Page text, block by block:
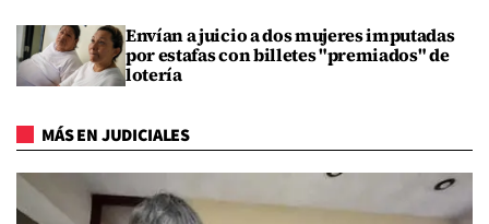
Envían a juicio a dos mujeres imputadas
por estafas con billetes "premiados" de
lotería
MÁS EN JUDICIALES